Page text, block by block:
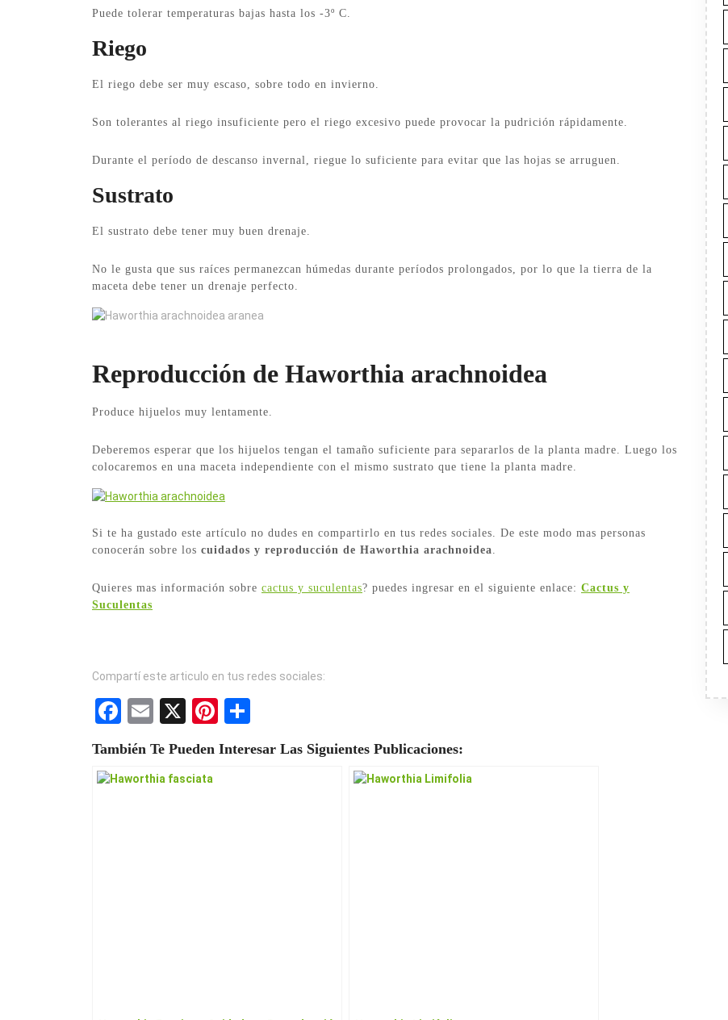
Puede tolerar temperaturas bajas hasta los -3º C.
Riego
El riego debe ser muy escaso, sobre todo en invierno.
Son tolerantes al riego insuficiente pero el riego excesivo puede provocar la pudrición rápidamente.
Durante el período de descanso invernal, riegue lo suficiente para evitar que las hojas se arruguen.
Sustrato
El sustrato debe tener muy buen drenaje.
No le gusta que sus raíces permanezcan húmedas durante períodos prolongados, por lo que la tierra de la
maceta debe tener un drenaje perfecto.
Reproducción de Haworthia arachnoidea
Produce hijuelos muy lentamente.
Deberemos esperar que los hijuelos tengan el tamaño suficiente para separarlos de la planta madre. Luego los
colocaremos en una maceta independiente con el mismo sustrato que tiene la planta madre.
Si te ha gustado este artículo no dudes en compartirlo en tus redes sociales. De este modo mas personas
conocerán sobre los cuidados y reproducción de Haworthia arachnoidea
Quieres mas información sobre cactus y suculentas? puedes ingresar en el siguiente enlace: Cactus y
Suculentas
Compartí este articulo en tus redes sociales:
F
a
ce
b
E
m
ail
X
Pi
nt
er ar
También Te Pueden Interesar Las Siguientes Publicaciones: